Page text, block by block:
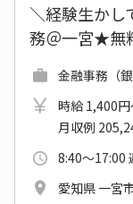
＼経験生かし
務＠一宮★無
金融事務（
時給 1,400
月収例
8:40～17:00
愛知県 一宮